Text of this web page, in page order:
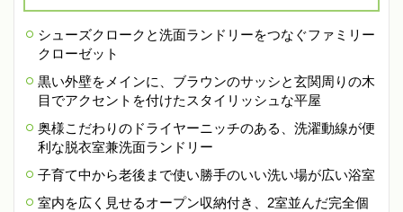
シューズクロークと洗面ランドリーをつなぐファミリー
クローゼット
黒い外壁をメインに、ブラウンのサッシと玄関周りの木
目でアクセントを付けたスタイリッシュな平屋
奥様こだわりのドライヤーニッチのある、洗濯動線が便
利な脱衣室兼洗面ランドリー
子育て中から老後まで使い勝手のいい洗い場が広い浴室
室内を広く見せるオープン収納付き、2室並んだ完全個